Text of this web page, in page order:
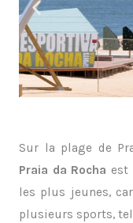
Sur la plage de
Praia da Rocha est
les plus jeunes,
plusieurs sports,